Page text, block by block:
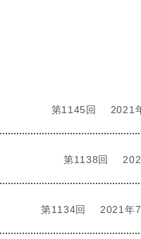
第1145回 2021
第1138回
第1134回 2021年